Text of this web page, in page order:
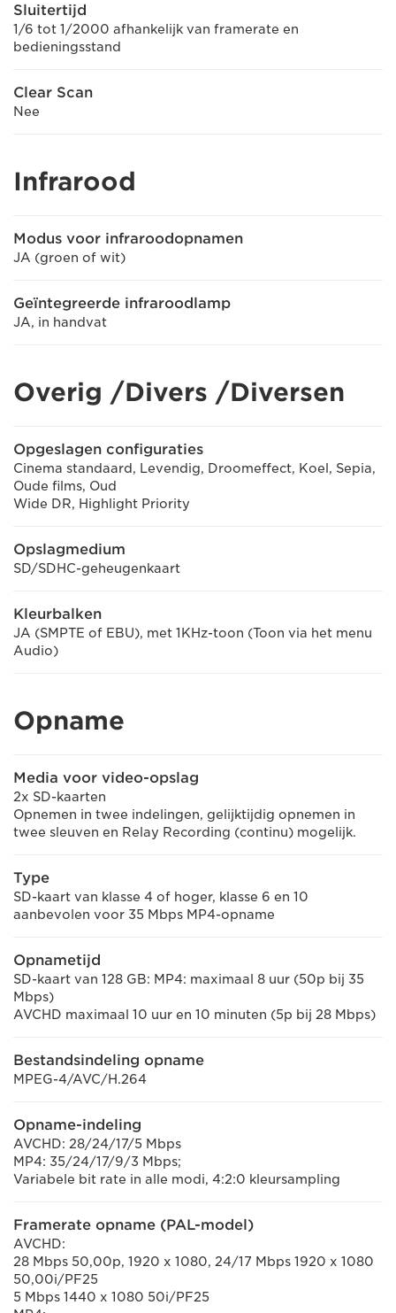
Sluitertijd
1/6 tot 1/2000 afhankelijk van framerate en
bedieningsstand
Clear Scan
Nee
Infrarood
Modus voor infraroodopnamen
JA (groen of wit)
Geïntegreerde infraroodlamp
JA, in handvat
Overig /Divers /Diversen
Opgeslagen configuraties
Cinema standaard, Levendig, Droomeffect, Koel, Sepia,
Oude films, Oud
Wide DR, Highlight Priority
Opslagmedium
SD/SDHC-geheugenkaart
Kleurbalken
JA (SMPTE of EBU), met 1KHz-toon (Toon via het menu
Audio)
Opname
Media voor video-opslag
2x SD-kaarten
Opnemen in twee indelingen, gelijktijdig opnemen in
twee sleuven en Relay Recording (continu) mogelijk.
Type
SD-kaart van klasse 4 of hoger, klasse 6 en 10
aanbevolen voor 35 Mbps MP4-opname
Opnametijd
SD-kaart van 128 GB: MP4: maximaal 8 uur (50p bij 35
Mbps)
AVCHD maximaal 10 uur en 10 minuten (5p bij 28 Mbps)
Bestandsindeling opname
MPEG-4/AVC/H.264
Opname-indeling
AVCHD: 28/24/17/5 Mbps
MP4: 35/24/17/9/3 Mbps;
Variabele bit rate in alle modi, 4:2:0 kleursampling
Framerate opname (PAL-model)
AVCHD:
28 Mbps 50,00p, 1920 x 1080, 24/17 Mbps 1920 x 1080
50,00i/PF25
5 Mbps 1440 x 1080 50i/PF25